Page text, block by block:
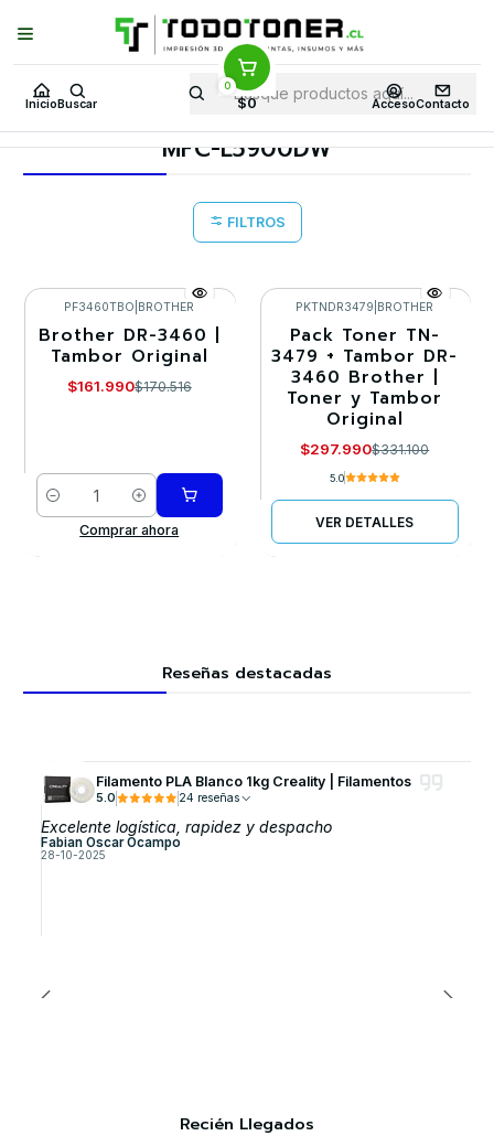
Inicio Buscar
0
$0 AccesoContacto
Puedes Elegir: Comprar enTienda· Despachoa Todo Chile · Retiro en
Tienda en24 Horas
Inicio Toner y tambor Tambor Original BROTHER
Equipos BROTHER MFC-L5900DW
MFC-L5900DW
FILTROS
-5%
PF3460TBO BROTHER
Brother DR-3460 |
Tambor Original
$161.990$170.516
Cantidad
Comprar ahora
-10%
Agotado
PKTNDR3479 BROTHER
Pack Toner TN-
3479 + Tambor DR-
3460 Brother |
Toner y Tambor
Original
$297.990$331.100
5.0
VER DETALLES
Reseñas destacadas
Filamento PLA Blanco 1kg Creality | Filamentos
5.0 24 reseñas
Excelente logística, rapidez y despacho
Fabian Oscar Ocampo
28-10-2025
Recién Llegados